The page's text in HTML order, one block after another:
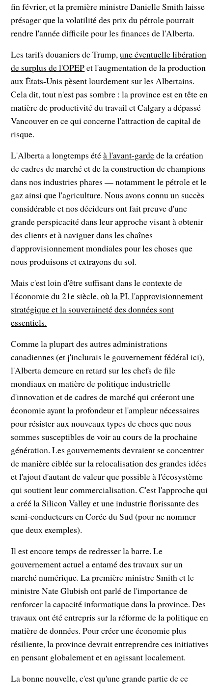
fin février, et la première ministre Danielle Smith laisse
présager que la volatilité des prix du pétrole pourrait
rendre l'année difficile pour les finances de l'Alberta.
Les tarifs douaniers de Trump,une éventuelle libération
de surplus de l'OPEPet l'augmentation de la production
aux États-Unis pèsent lourdement sur les Albertains.
Cela dit, tout n'est pas sombre : la province est en tête en
matière de productivité du travail et Calgary a dépassé
Vancouver en ce qui concerne l'attraction de capital de
risque.
L'Alberta a longtemps étéà l'avant-gardede la création
de cadres de marché et de la construction de champions
dans nos industries phares — notamment le pétrole et le
gaz ainsi que l'agriculture. Nous avons connu un succès
considérable et nos décideurs ont fait preuve d'une
grande perspicacité dans leur approche visant à obtenir
des clients et à naviguer dans les chaînes
d'approvisionnement mondiales pour les choses que
nous produisons et extrayons du sol.
Mais c'est loin d'être suffisant dans le contexte de
l'économie du 21e siècle,où la PI, l'approvisionnement
stratégique et la souveraineté des données sont
essentiels.
Comme la plupart des autres administrations
canadiennes (et j'inclurais le gouvernement fédéral ici),
l'Alberta demeure en retard sur les chefs de file
mondiaux en matière de politique industrielle
d'innovation et de cadres de marché qui créeront une
économie ayant la profondeur et l'ampleur nécessaires
pour résister aux nouveaux types de chocs que nous
sommes susceptibles de voir au cours de la prochaine
génération. Les gouvernements devraient se concentrer
de manière ciblée sur la relocalisation des grandes idées
et l'ajout d'autant de valeur que possible à l'écosystème
qui soutient leur commercialisation. C'est l'approche qui
a créé la Silicon Valley et une industrie florissante des
semi-conducteurs en Corée du Sud (pour ne nommer
que deux exemples).
Il est encore temps de redresser la barre. Le
gouvernement actuel a entamé des travaux sur un
marché numérique. La première ministre Smith et le
ministre Nate Glubish ont parlé de l'importance de
renforcer la capacité informatique dans la province. Des
travaux ont été entrepris sur la réforme de la politique en
matière de données. Pour créer une économie plus
résiliente, la province devrait entreprendre ces initiatives
en pensant globalement et en agissant localement.
La bonne nouvelle, c'est qu'une grande partie de ce